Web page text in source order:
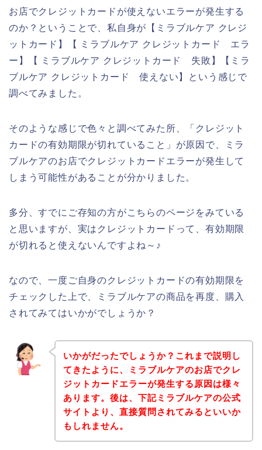
お店でクレジットカードが使えないエラーが発生する
のか？ということで、私自身が【ミラブルケア クレジ
ットカード】【 ミラブルケア クレジットカード エラ
ー】【 ミラブルケア クレジットカード 失敗】【ミラ
ブルケア クレジットカード 使えない】という感じで
調べてみました。
そのような感じで色々と調べてみた所、「クレジット
カードの有効期限が切れていること」が原因で、ミラ
ブルケアのお店でクレジットカードエラーが発生して
しまう可能性があることが分かりました。
多分、すでにご存知の方がこちらのページをみている
と思いますが、実はクレジットカードって、有効期限
が切れると使えないんですよね～♪
なので、一度ご自身のクレジットカードの有効期限を
チェックした上で、ミラブルケアの商品を再度、購入
されてみてはいかがでしょうか？
いかがだったでしょうか？これまで説明し
てきたように、ミラブルケアのお店でクレ
ジットカードエラーが発生する原因は様々
あります。後は、下記ミラブルケアの公式
サイトより、直接質問されてみるといいか
もしれません。